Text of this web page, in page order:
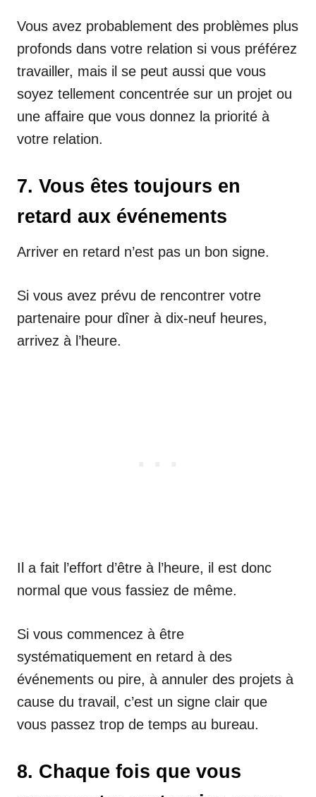
Vous avez probablement des problèmes plus
profonds dans votre relation si vous préférez
travailler, mais il se peut aussi que vous
soyez tellement concentrée sur un projet ou
une affaire que vous donnez la priorité à
votre relation.
7. Vous êtes toujours en
retard aux événements
Arriver en retard n’est pas un bon signe.
Si vous avez prévu de rencontrer votre
partenaire pour dîner à dix-neuf heures,
arrivez à l’heure.
Il a fait l’effort d’être à l’heure, il est donc
normal que vous fassiez de même.
Si vous commencez à être
systématiquement en retard à des
événements ou pire, à annuler des projets à
cause du travail, c’est un signe clair que
vous passez trop de temps au bureau.
8. Chaque fois que vous